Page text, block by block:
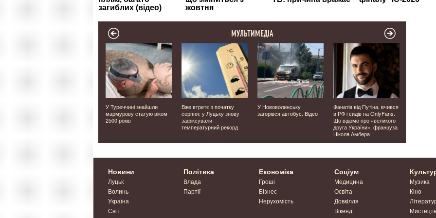
МУЛЬТИМЕДІА
в
⚡️Наш Telegram-канал.
Оперативні новини з
Волині, України і світу⚡️
У Туреччині знайшли
мармурову статую віком
2500 років
Вже втретє з початку
серпня: у Луцьку знову
зафіксували
температурний рекорд
У Нововолинську
загорівся автобус. Відео
Фанатів від Путіна, вчився
в РФ і сидів на OnlyFans.
Що відомо про «великого
друга України», француза
Ніколя Амбера
Новини
Луцьк
Волинь
Україна
Світ
Політика
Влада
Партії
Економіка
Гроші
Бізнес
Нерухомість
Соціум
Медицина
Освіта
Довкілля
Вікенд
Музика
Кіно